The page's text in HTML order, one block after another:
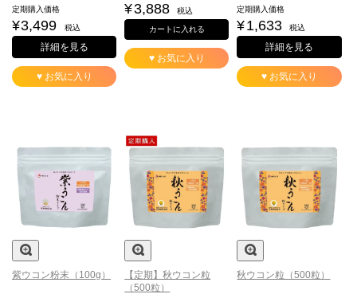
定期購入価格
¥3,499 税込
詳細を見る
♥ お気に入り
¥3,888 税込
カートに入れる
♥ お気に入り
定期購入価格
¥1,633 税込
詳細を見る
♥ お気に入り
紫ウコン粉末（100g）
【定期】秋ウコン粒
（500粒）
秋ウコン粒（500粒）